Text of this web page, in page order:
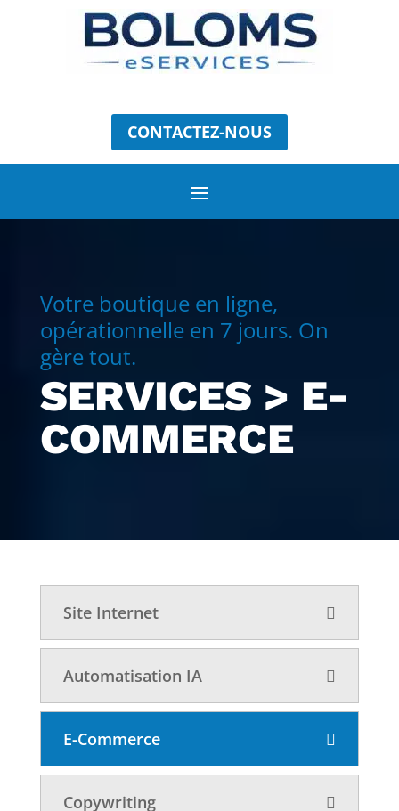
CONTACTEZ-NOUS
Votre boutique en ligne,
opérationnelle en 7 jours. On
gère tout.
SERVICES > E-
COMMERCE
Site Internet
Automatisation IA
E-Commerce
Copywriting